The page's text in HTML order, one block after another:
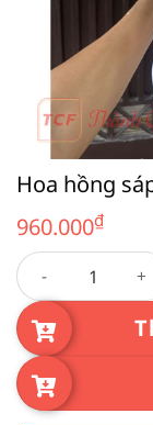
Hoa hồng
960.000₫
Hoa hồng sáp 73